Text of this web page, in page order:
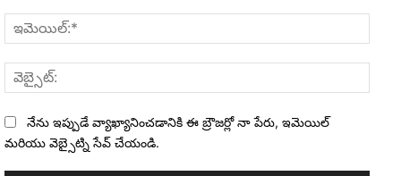
నేను ఇప్పుడే వ్యాఖ్యానించడానికి ఈ బ్రౌజర్లో నా పేరు, ఇమెయిల్
మరియు వెబ్సైట్ని సేవ్ చేయండి.